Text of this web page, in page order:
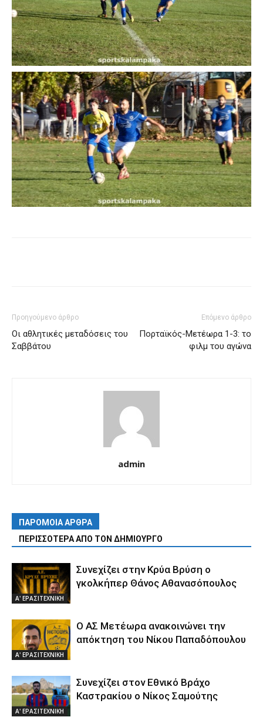
Προηγούμενο άρθρο
Οι αθλητικές μεταδόσεις του
Σαββάτου
Επόμενο άρθρο
Πορταϊκός-Μετέωρα 1-3: το
φιλμ του αγώνα
admin
ΠΑΡΟΜΟΙΑ ΑΡΘΡΑ
ΠΕΡΙΣΣΟΤΕΡΑ ΑΠΟ ΤΟΝ ΔΗΜΙΟΥΡΓΟ
Α' ΕΡΑΣΙΤΕΧΝΙΚΗ
Συνεχίζει στην Κρύα Βρύση ο
γκολκήπερ Θάνος Αθανασόπουλος
Α' ΕΡΑΣΙΤΕΧΝΙΚΗ
Ο ΑΣ Μετέωρα ανακοινώνει την
απόκτηση του Νίκου Παπαδόπουλου
Α' ΕΡΑΣΙΤΕΧΝΙΚΗ
Συνεχίζει στον Εθνικό Βράχο
Καστρακίου ο Νίκος Σαμούτης